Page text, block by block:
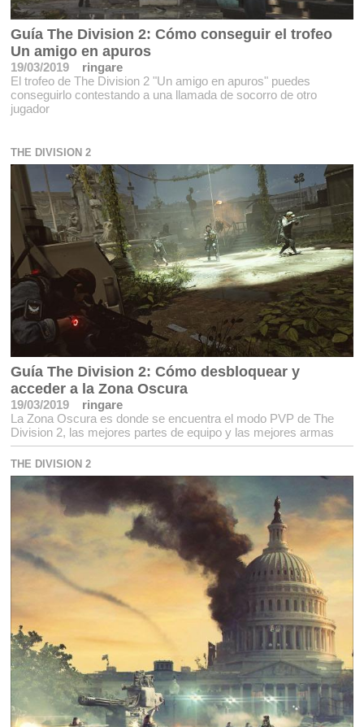
Guía The Division 2: Cómo conseguir el trofeo
Un amigo en apuros
19/03/2019
ringare
El trofeo de The Division 2 "Un amigo en apuros" puedes
conseguirlo contestando a una llamada de socorro de otro
jugador
THE DIVISION 2
Guía The Division 2: Cómo desbloquear y
acceder a la Zona Oscura
19/03/2019
ringare
La Zona Oscura es donde se encuentra el modo PVP de The
Division 2, las mejores partes de equipo y las mejores armas
THE DIVISION 2